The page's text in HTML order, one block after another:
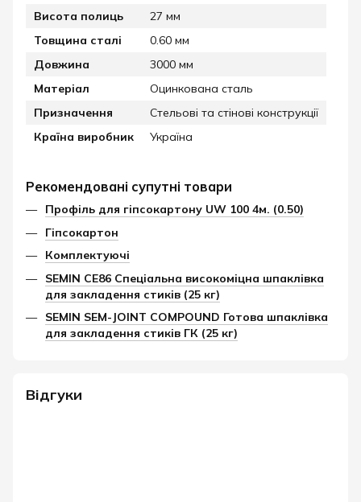
Висота полиць
27 мм
Товщина сталі
0.60 мм
Довжина
3000 мм
Матеріал
Оцинкована сталь
Призначення
Стельові та стінові конструкції
Країна виробник
Україна
Рекомендовані супутні товари
Профіль для гіпсокартону UW 100 4м. (0.50)
Гіпсокартон
Комплектуючі
SEMIN CE86 Спеціальна високоміцна шпаклівка
для закладення стиків (25 кг)
SEMIN SEM-JOINT COMPOUND Готова шпаклівка
для закладення стиків ГК (25 кг)
Відгуки